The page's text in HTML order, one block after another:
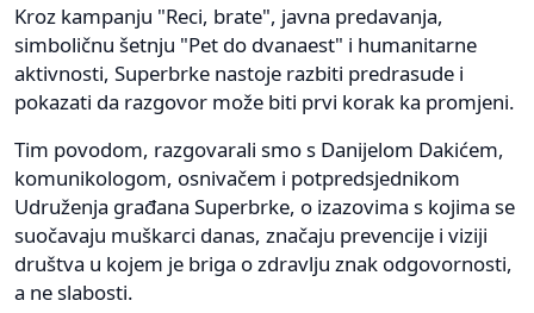
Kroz kampanju "Reci, brate", javna predavanja,
simboličnu šetnju "Pet do dvanaest" i humanitarne
aktivnosti, Superbrke nastoje razbiti predrasude i
pokazati da razgovor može biti prvi korak ka promjeni.
Tim povodom, razgovarali smo s Danijelom Dakićem,
komunikologom, osnivačem i potpredsjednikom
Udruženja građana Superbrke, o izazovima s kojima se
suočavaju muškarci danas, značaju prevencije i viziji
društva u kojem je briga o zdravlju znak odgovornosti,
a ne slabosti.